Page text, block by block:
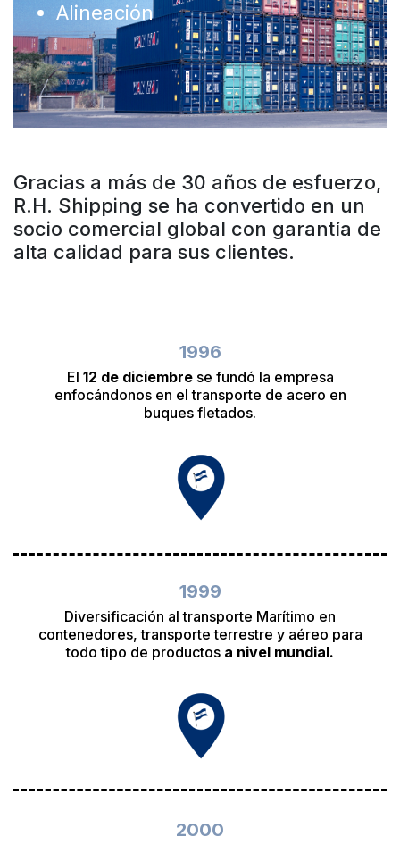
Alineación
Gracias a más de 30 años de esfuerzo,
R.H. Shipping se ha convertido en un
socio comercial global con garantía de
alta calidad para sus clientes.
1996
El 12 de diciembrese fundó la empresa
enfocándonos en el transporte de acero en
buques fletados.
1999
Diversificación al transporte Marítimo en
contenedores, transporte terrestre y aéreo para
todo tipo de productos a nivel mundial.
2000